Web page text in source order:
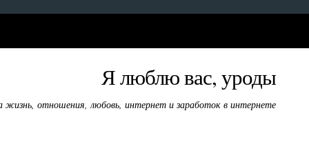
Я люблю вас, уроды
жизнь, отношения, любовь, интернет и заработок в интернете